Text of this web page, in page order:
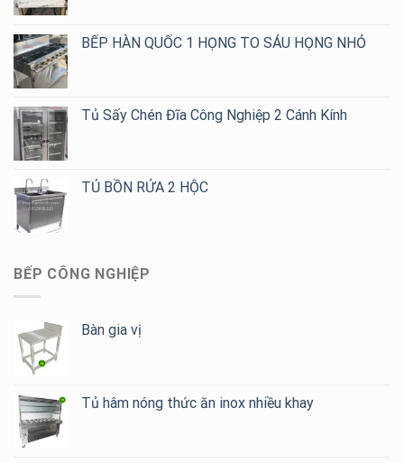
BẾP HÀN QUỐC 1 HỌNG TO SÁU HỌNG NHỎ
Tủ Sấy Chén Đĩa Công Nghiệp 2 Cánh Kính
TỦ BỒN RỬA 2 HỘC
BẾP CÔNG NGHIỆP
Bàn gia vị
Tủ hâm nóng thức ăn inox nhiều khay